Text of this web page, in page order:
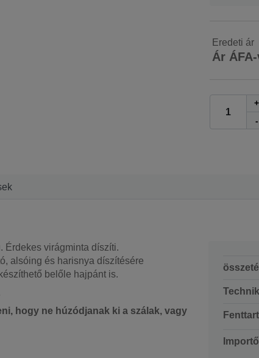
Eredeti ár
Ár ÁFA-
+
-
Érdekes virágminta díszíti.
alsóing és harisnya díszítésére
belőle hajpánt is.
hogy ne húzódjanak ki a szálak, vagy